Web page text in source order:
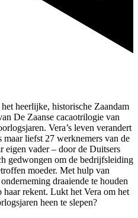
heerlijke, historische Zaandam
De Zaanse cacaotrilogie van
Vera’s leven verandert
liefst 27 werknemers van de
eigen vader – door de Duitsers
gedwongen om de bedrijfsleiding
moeder. Met hulp van
draaiende te houden
haar rekent. Lukt het Vera om het
heen te slepen?